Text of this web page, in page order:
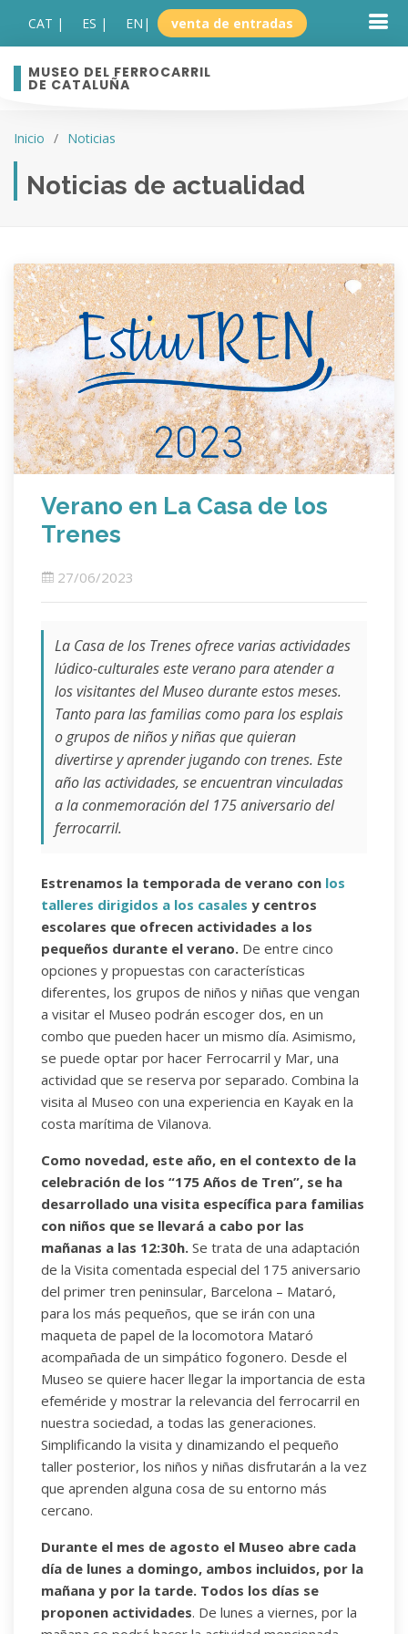
CAT | ES | EN | venta de entradas
MUSEO DEL FERROCARRIL
DE CATALUÑA
Inicio Noticias
Noticias de actualidad
Verano en La Casa de los
Trenes
27/06/2023
La Casa de los Trenesofrece varias actividades
lúdico-culturales este verano para atender a
los visitantes del Museo durante estos meses.
Tanto para las familias como para los esplais
o grupos de niños y niñas que quieran
divertirse y aprender jugando con trenes. Este
año las actividades, se encuentran vinculadas
a la conmemoración del 175 aniversario del
ferrocarril.
Estrenamos la temporada de verano con los
talleres dirigidos a los casales y centros
escolares que ofrecen actividades a los
pequeños durante el verano. De entre cinco
opciones y propuestas con características
diferentes, los grupos de niños y niñas que vengan
a visitar el Museo podrán escoger dos, en un
combo que pueden hacer un mismo día. Asimismo,
se puede optar por hacer Ferrocarril y Mar, una
actividad que se reserva por separado. Combina la
visita al Museo con una experiencia en Kayak en la
costa marítima de Vilanova.
Como novedad, este año, en el contexto de la
celebración de los “175 Años de Tren”, se ha
desarrollado una visita específica para familias
con niños que se llevará a cabo por las
mañanas a las 12:30h. Se trata de una adaptación
de la Visita comentada especial del 175 aniversario
del primer tren peninsular, Barcelona – Mataró,
para los más pequeños, que se irán con una
maqueta de papel de la locomotora Mataró
acompañada de un simpático fogonero. Desde el
Museo se quiere hacer llegar la importancia de esta
efeméride y mostrar la relevancia del ferrocarril en
nuestra sociedad, a todas las generaciones.
Simplificando la visita y dinamizando el pequeño
taller posterior, los niños y niñas disfrutarán a la vez
que aprenden alguna cosa de su entorno más
cercano.
Durante el mes de agosto el Museo abre cada
día de lunes a domingo, ambos incluidos, por la
mañana y por la tarde. Todos los días se
proponen actividades. De lunes a viernes, por la